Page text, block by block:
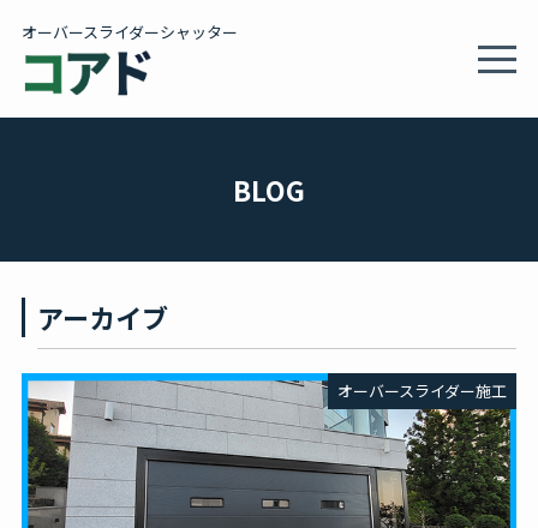
オーバースライダーシャッター
カタログ
BLOG
BLOG
アーカイブ
オーバースライダー施工